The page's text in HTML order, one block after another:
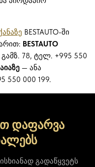
BESTAUTO-ში
BESTAUTO
78, ტელ. +995 550
— ანა
550 000 199.
დაფარვა
გადაწყვეტს